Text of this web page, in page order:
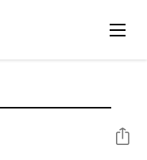
シェア